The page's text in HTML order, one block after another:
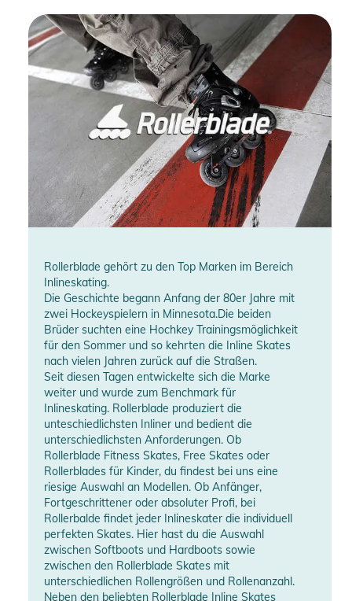
Rollerblade gehört zu den Top Marken im Bereich
Inlineskating.
Die Geschichte begann Anfang der 80er Jahre mit
zwei Hockeyspielern in Minnesota.Die beiden
Brüder suchten eine Hochkey Trainingsmöglichkeit
für den Sommer und so kehrten die Inline Skates
nach vielen Jahren zurück auf die Straßen.
Seit diesen Tagen entwickelte sich die Marke
weiter und wurde zum Benchmark für
Inlineskating. Rollerblade produziert die
unteschiedlichsten Inliner und bedient die
unterschiedlichsten Anforderungen. Ob
Rollerblade Fitness Skates, Free Skates oder
Rollerblades für Kinder, du findest bei uns eine
riesige Auswahl an Modellen. Ob Anfänger,
Fortgeschrittener oder absoluter Profi, bei
Rollerbalde findet jeder Inlineskater die individuell
perfekten Skates. Hier hast du die Auswahl
zwischen Softboots und Hardboots sowie
zwischen den Rollerblade Skates mit
unterschiedlichen Rollengrößen und Rollenanzahl.
Neben den beliebten Rollerblade Inline Skates